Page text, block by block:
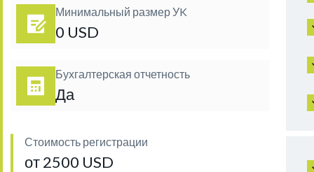
Минимальный размер УK
0 USD
Бухгалтерская отчетность
Да
Стоимость регистрации
от 2500 USD